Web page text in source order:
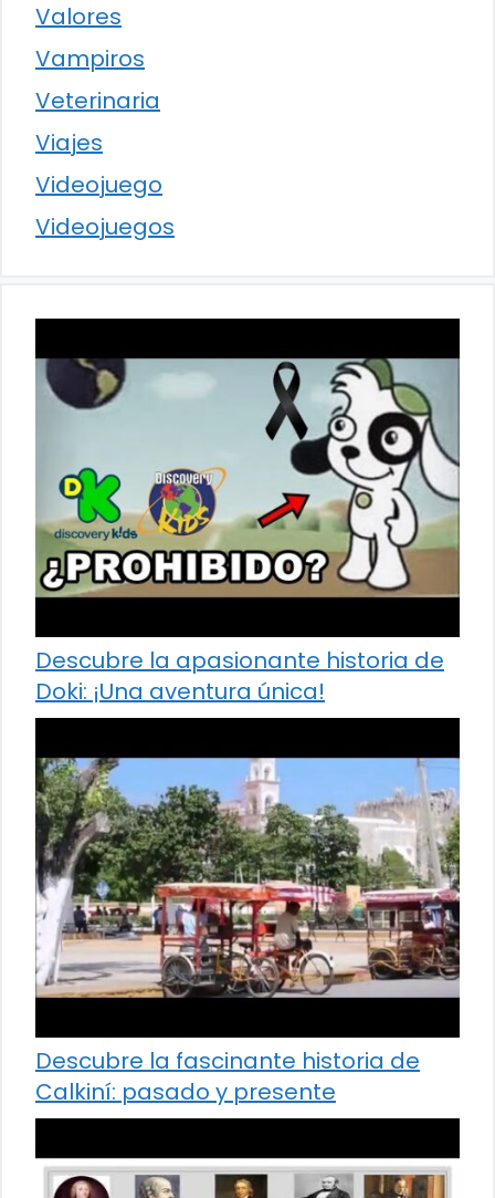
Valores
Vampiros
Veterinaria
Viajes
Videojuego
Videojuegos
Descubre la apasionante historia de
Doki: ¡Una aventura única!
Descubre la fascinante historia de
Calkiní: pasado y presente